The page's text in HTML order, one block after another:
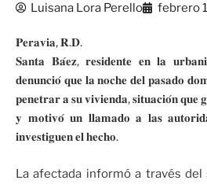
Luisana Lora Perello febrero
𝐏𝐞𝐫𝐚𝐯𝐢𝐚, 𝐑.𝐃.
𝐒𝐚𝐧𝐭𝐚 𝐁𝐚́𝐞𝐳, 𝐫𝐞𝐬𝐢𝐝𝐞𝐧𝐭𝐞 𝐞𝐧 𝐥𝐚
𝐝𝐞𝐧𝐮𝐧𝐜𝐢𝐨́ 𝐪𝐮𝐞 𝐥𝐚 𝐧𝐨𝐜𝐡𝐞 𝐝𝐞𝐥 𝐩𝐚𝐬𝐚𝐝𝐨
𝐩𝐞𝐧𝐞𝐭𝐫𝐚𝐫 𝐚 𝐬𝐮 𝐯𝐢𝐯𝐢𝐞𝐧𝐝𝐚, 𝐬𝐢𝐭𝐮𝐚𝐜𝐢𝐨́𝐧 𝐪𝐮𝐞
𝐲 𝐦𝐨𝐭𝐢𝐯𝐨́ 𝐮𝐧 𝐥𝐥𝐚𝐦𝐚𝐝𝐨 𝐚 𝐥𝐚𝐬
𝐢𝐧𝐯𝐞𝐬𝐭𝐢𝐠𝐮𝐞𝐧 𝐞𝐥 𝐡𝐞𝐜𝐡𝐨.
La afectada informó a través